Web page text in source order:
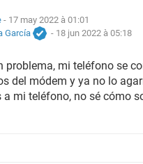
- 17 may 2022 à 01:01
García
- 18 jun 2022 à 05:18
problema, mi teléfono se
del módem y ya no lo
a mi teléfono, no sé cómo